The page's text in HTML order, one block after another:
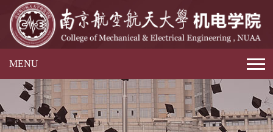
MENU